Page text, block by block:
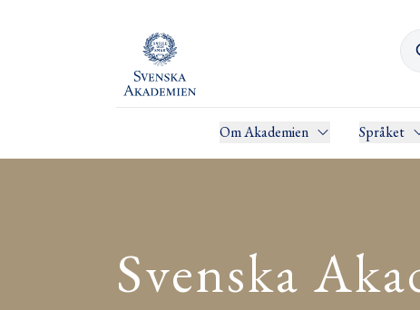
Om Akademien Språket
Svenska